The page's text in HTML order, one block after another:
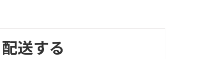
配送する